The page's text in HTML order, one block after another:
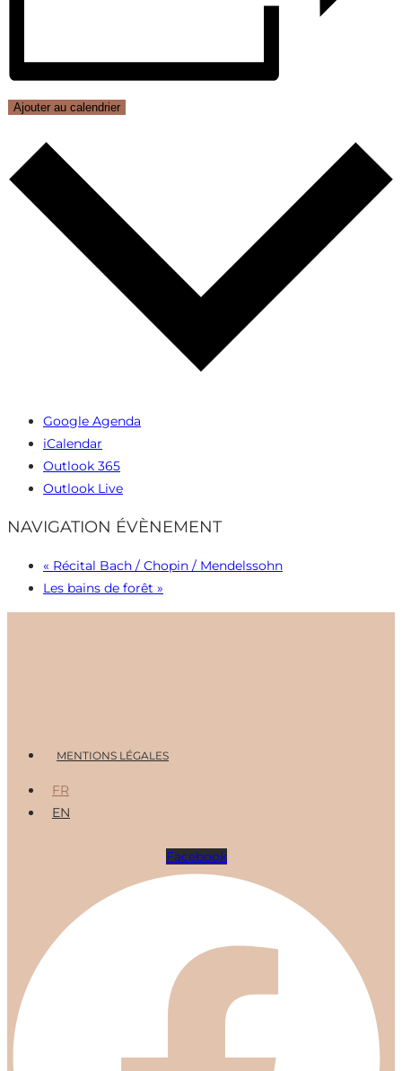
Ajouter au calendrier
Google Agenda
iCalendar
Outlook 365
Outlook Live
NAVIGATION ÉVÈNEMENT
« Récital Bach / Chopin / Mendelssohn
Les bains de forêt »
Menu MENTIONS LÉGALES
FR
EN
Facebook